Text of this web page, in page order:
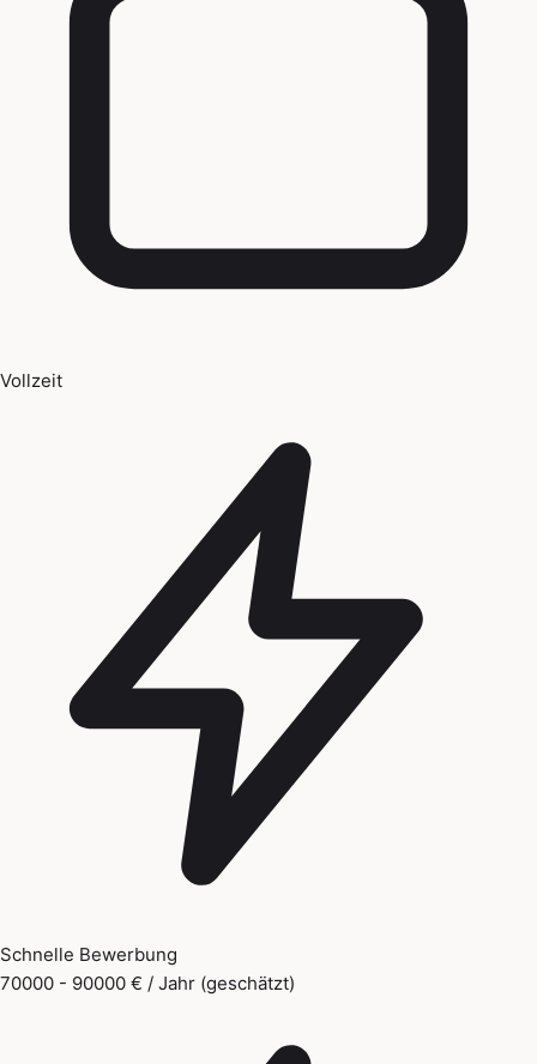
Vollzeit
Schnelle Bewerbung
70000 - 90000 € / Jahr (geschätzt)